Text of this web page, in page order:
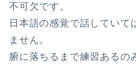
不可欠です。
日本語の感覚で話していて
ません。
腑に落ちるまで練習あるの